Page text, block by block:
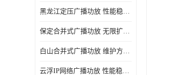
黑龙江定压广播功放 性能稳定 无限扩容
保定合并式广播功放 无限扩容 设计结构简单
白山合并式广播功放 维护方便 多应用于公共场合
云浮IP网络广播功放 性能稳定 设计结构简单